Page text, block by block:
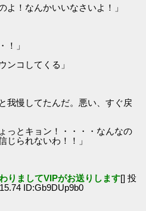
よ！なんかいいなさいよ！」
！」
ンコしてくる」
我慢してたんだ。悪い、すぐ戻
っとキョン！・・・・なんなの
じられないわ！！」
りましてVIPがお送りします[] 投
ID:Gb9DUp9b0